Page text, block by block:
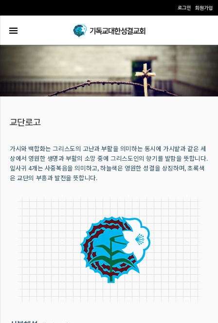
로그인 회원가입
가시와 백합화는 그리스도의 고난과 부활을 의미하는 동시에 가시밭과 같은 세
상에서 영원한 생명과 부활의 소망 중에 그리스도인의 향기를 발함을 뜻합니다.
잎사귀 4개는 사중복음을 의미하고, 하늘색은 영원한 성결을 상징하며, 초록색
은 교단의 부흥과 발전을 뜻합니다.